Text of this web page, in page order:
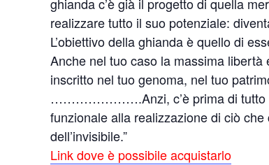
realizzare tutto il suo potenziale:
L’obiettivo della ghianda è quello di
Anche nel tuo caso la massima
inscritto nel tuo genoma, nel tuo
………………….Anzi, c’è prima di tutto
funzionale alla realizzazione di ciò
dell’invisibile.”
Link dove è possibile acquistarlo